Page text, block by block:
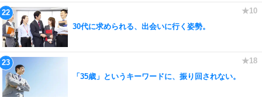
30代に求められる、出会いに行く姿勢。
「35歳」というキーワードに、振り回されない。